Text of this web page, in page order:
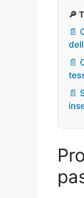
🔎
📄
📄
📄